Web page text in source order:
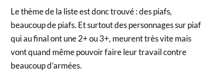
Le thème de la liste est donc trouvé : des piafs,
beaucoup de piafs. Et surtout des personnages sur piaf
qui au final ont une 2+ ou 3+, meurent très vite mais
vont quand même pouvoir faire leur travail contre
beaucoup d’armées.